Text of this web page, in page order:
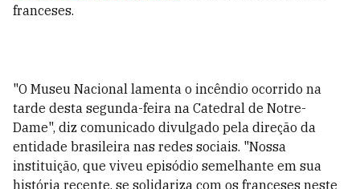
franceses.
"O Museu Nacional lamenta o incêndio ocorrido na
tarde desta segunda-feira na Catedral de Notre-
Dame", diz comunicado divulgado pela direção da
entidade brasileira nas redes sociais. "Nossa
instituição, que viveu episódio semelhante em sua
história recente, se solidariza com os franceses neste